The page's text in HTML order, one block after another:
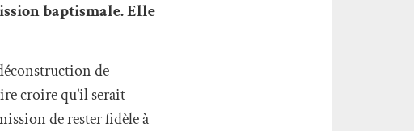
baptismale. Elle
de
croire qu’il serait
de rester fidèle à